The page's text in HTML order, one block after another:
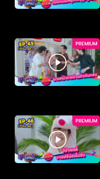
PREMIUM
PREMIUM